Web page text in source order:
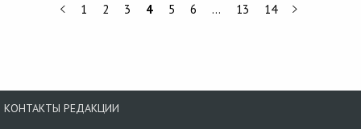
1 2 3 4 5 6 … 13 14
КОНТАКТЫ РЕДАКЦИИ